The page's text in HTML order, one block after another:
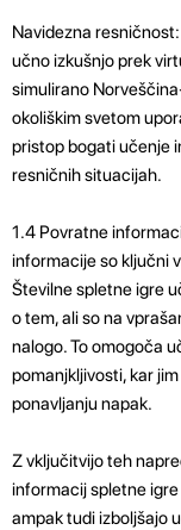
Navidezna
učno izkušnjo prek
simulirano
okoliškim svetom
pristop bogati učenje
resničnih situacijah.
1.4 Povratne
informacije so ključni
Številne spletne igre
o tem, ali so na
nalogo. To omogoča
pomanjkljivosti, kar
ponavljanju napak.
Z vključitvijo teh
informacij spletne
ampak tudi izboljšajo